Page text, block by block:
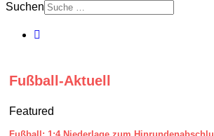
Suchen
Fußball-Aktuell
Featured